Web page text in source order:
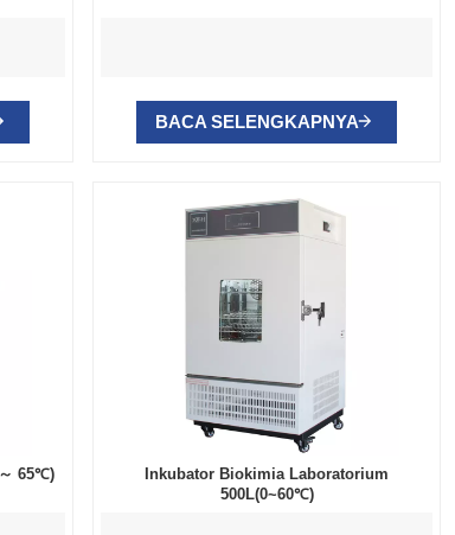
BACA SELENGKAPNYA
65℃)
Inkubator Biokimia Laboratorium
500L(0~60℃)